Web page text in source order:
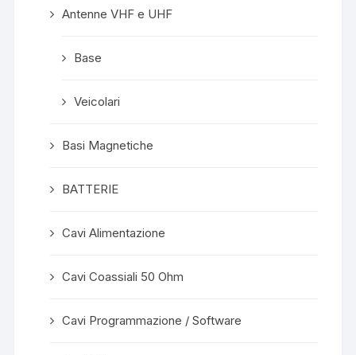
Antenne VHF e UHF
Base
Veicolari
Basi Magnetiche
BATTERIE
Cavi Alimentazione
Cavi Coassiali 50 Ohm
Cavi Programmazione / Software